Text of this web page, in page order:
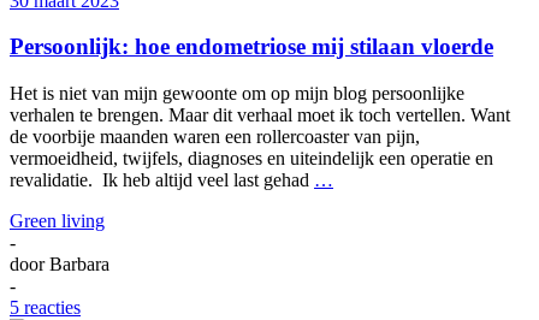
Persoonlijk: hoe endometriose mij stilaan vloerde
Het is niet van mijn gewoonte om op mijn blog persoonlijke
verhalen te brengen. Maar dit verhaal moet ik toch vertellen. Want
de voorbije maanden waren een rollercoaster van pijn,
vermoeidheid, twijfels, diagnoses en uiteindelijk een operatie en
revalidatie. Ik heb altijd veel last gehad …
Green living
-
doorBarbara
-
5 reacties